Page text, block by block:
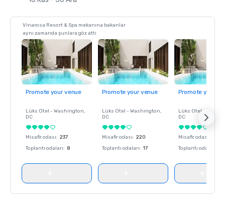
Vinarosa Resort & Spa mekanına bakanlar
aynı zamanda şunlara göz attı
Promote your venue
Lüks Otel - Washington,
DC
Misafir odası: 237
Toplantı odaları: 8
Promote your venue
Lüks Otel - Washington,
DC
Misafir odası: 220
Toplantı odaları: 17
Promote your
Lüks Otel -
DC
Misafir odası
Toplantı odaları